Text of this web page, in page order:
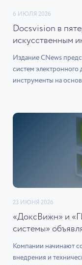
6 ИЮЛЯ 2026
Docsvision в
искусственным
Издание CNews
систем
инструменты на
23 ИЮНЯ 2026
«ДоксВижн» и
системы»
Компании начинают
внедрения и